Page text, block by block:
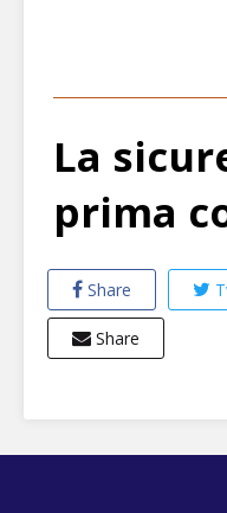
La
prima
Share
Share